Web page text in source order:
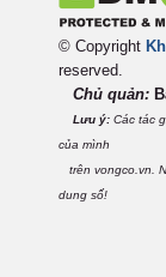
© Copyright
reserved.
Chủ quản:
Lưu ý: Các tác
của mình
trên vongco.vn.
dung số!